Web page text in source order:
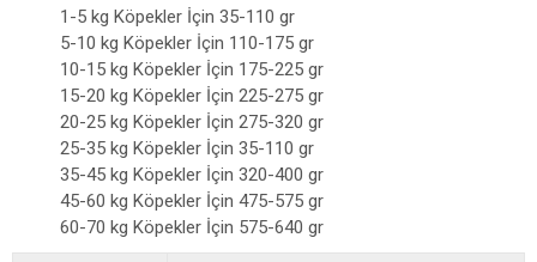
1-5 kg Köpekler İçin 35-110 gr
5-10 kg Köpekler İçin 110-175 gr
10-15 kg Köpekler İçin 175-225 gr
15-20 kg Köpekler İçin 225-275 gr
20-25 kg Köpekler İçin 275-320 gr
25-35 kg Köpekler İçin 35-110 gr
35-45 kg Köpekler İçin 320-400 gr
45-60 kg Köpekler İçin 475-575 gr
60-70 kg Köpekler İçin 575-640 gr